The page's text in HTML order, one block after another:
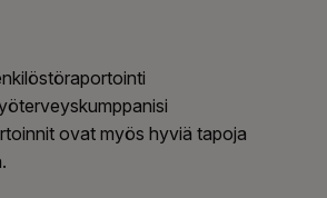
ovat myös hyviä tapoja